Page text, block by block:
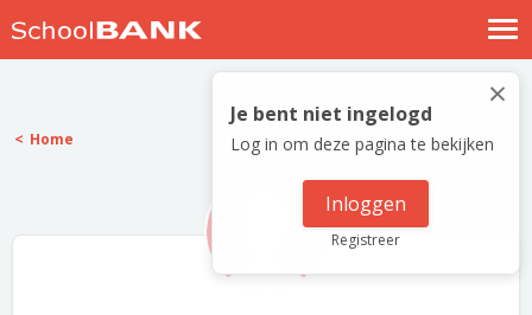
Nostalgische verhalen
Log in
Meld je gratis aan
×
Je bent niet ingelogd
Log in om deze pagina te bekijken
Inloggen
Registreer
Home